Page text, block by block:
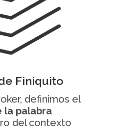
Finiquito
definimos el
la palabra
del contexto